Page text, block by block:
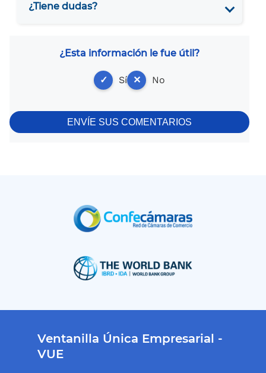
¿Tiene dudas?
¿Esta información le fue útil?
✓ Sí ✕ No
ENVÍE SUS COMENTARIOS
Ventanilla Única Empresarial -
VUE